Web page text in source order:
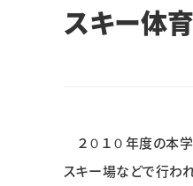
スキー体
２０１０年度の本
スキー場などで行わ